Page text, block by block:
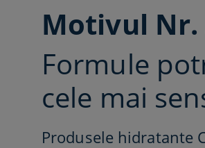
Motivul Nr.
Formule
cele mai
Produsele hidratante